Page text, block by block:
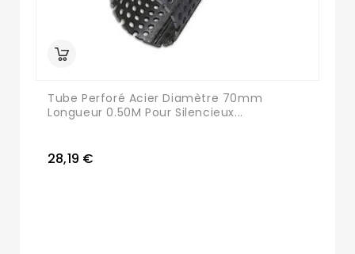
Tube Perforé Acier Diamètre 70mm
Longueur 0.50M Pour Silencieux...
28,19 €